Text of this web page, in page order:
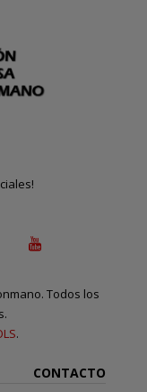
Todos los
.
CONTACTO